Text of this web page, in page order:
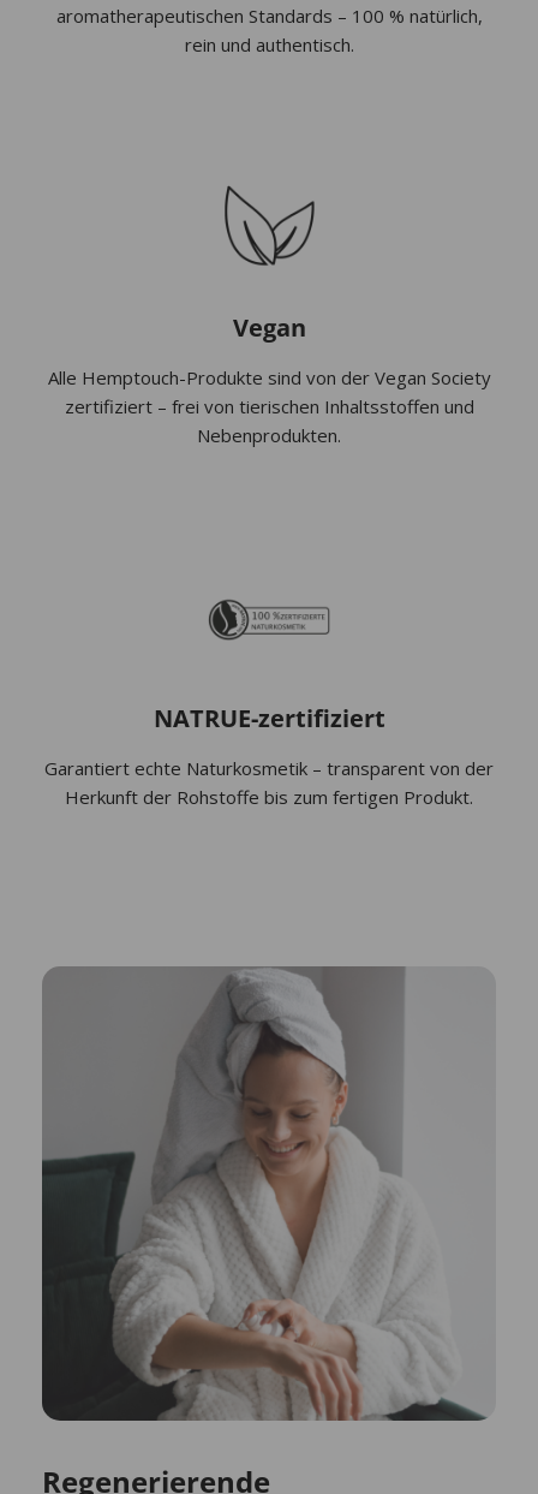
aromatherapeutischen Standards – 100 % natürlich,
rein und authentisch.
Vegan
Alle Hemptouch-Produkte sind von der Vegan Society
zertifiziert – frei von tierischen Inhaltsstoffen und
Nebenprodukten.
NATRUE-zertifiziert
Garantiert echte Naturkosmetik – transparent von der
Herkunft der Rohstoffe bis zum fertigen Produkt.
Regenerierende